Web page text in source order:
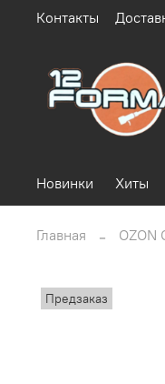
Контакты
Новинки Хиты
Главная OZON
Предзаказ